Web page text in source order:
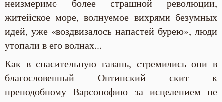
неизмеримо более страшной революции,
житейское море, волнуемое вихрями безумных
идей, уже «воздвизалось напастей бурею», люди
утопали в его волнах...
Как в спасительную гавань, стремились они в
благословенный Оптинский скит к
преподобному Варсонофию за исцелением не